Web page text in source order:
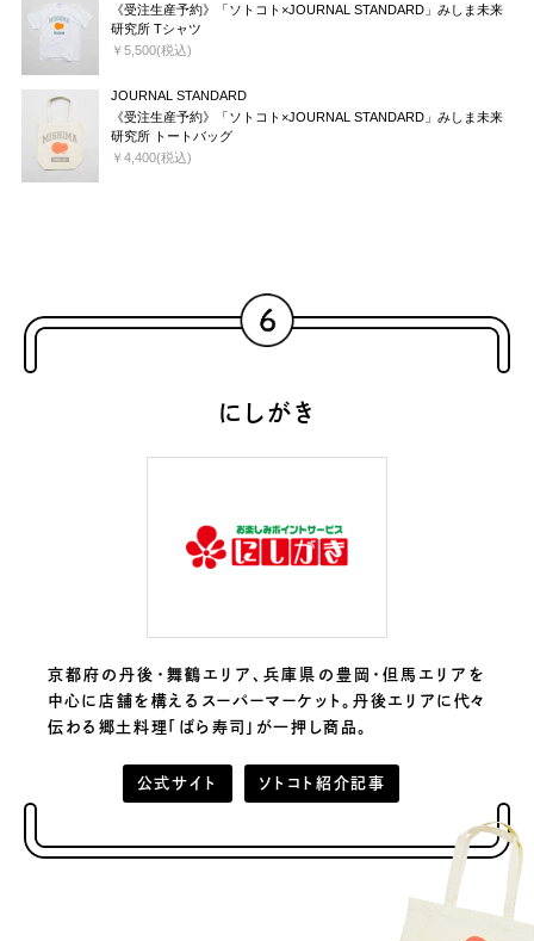
《受注生産予約》「ソトコト×JOURNAL STANDARD」みしま未来
研究所 Tシャツ
￥5,500(税込)
JOURNAL STANDARD
《受注生産予約》「ソトコト×JOURNAL STANDARD」みしま未来
研究所 トートバッグ
￥4,400(税込)
にしがき
京都府の丹後・舞鶴エリア、兵庫県の豊岡・但馬エリアを
中心に店舗を構えるスーパーマーケット。丹後エリアに代々
伝わる郷土料理「ばら寿司」が一押し商品。
公式サイト ソトコト紹介記事